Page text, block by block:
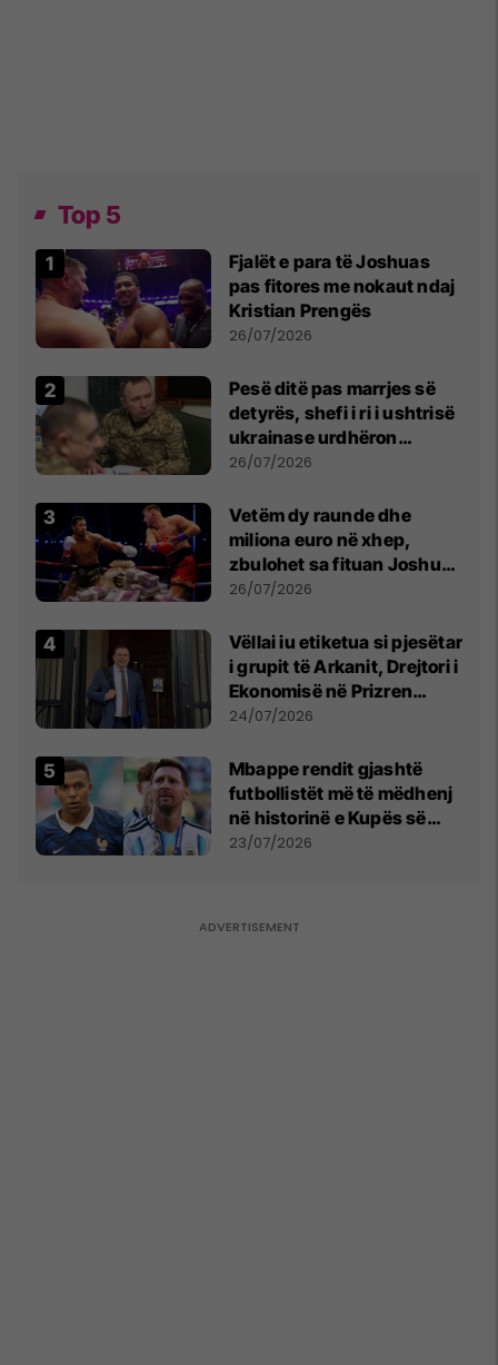
Top 5
Fjalët e para të Joshuas
pas fitores me nokaut ndaj
Kristian Prengës
26/07/2026
Pesë ditë pas marrjes së
detyrës, shefi i ri i ushtrisë
ukrainase urdhëron
kontroll të madh
26/07/2026
Vetëm dy raunde dhe
miliona euro në xhep,
zbulohet sa fituan Joshua
e Prenga
26/07/2026
Vëllai iu etiketua si pjesëtar
i grupit të Arkanit, Drejtori i
Ekonomisë në Prizren
mohon pretendimet
24/07/2026
Mbappe rendit gjashtë
futbollistët më të mëdhenj
në historinë e Kupës së
Botës, Messi mbetet i dyti
23/07/2026